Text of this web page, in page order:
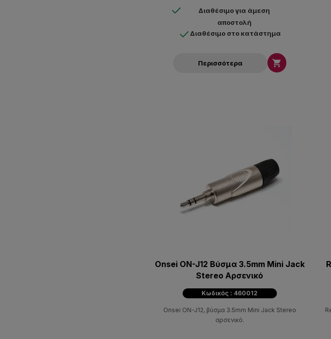
Διαθέσιμο για άμεση
αποστολή
Διαθέσιμο στο κατάστημα
Περισσότερα 
Onsei ON-J12 Βύσμα 3.5mm Mini Jack
Stereo Αρσενικό
Κωδικός : 460012
Onsei ON-J12, βύσμα 3.5mm Mini Jack Stereo
αρσενικό.